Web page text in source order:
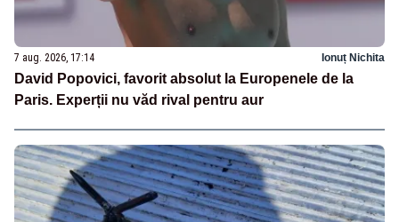
7 aug. 2026, 17:14 Ionuț Nichita
David Popovici, favorit absolut la Europenele de la
Paris. Experții nu văd rival pentru aur